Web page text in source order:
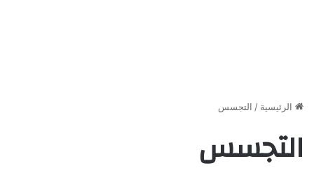
الرئيسية / التجسس
التجسس